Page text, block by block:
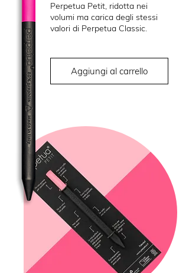
Perpetua Petit, ridotta nei
volumi ma carica degli stessi
valori di Perpetua Classic.
Aggiungi al carrello